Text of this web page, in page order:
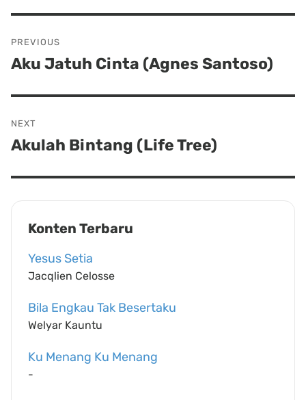
navigation
PREVIOUS
Previous
Aku Jatuh Cinta (Agnes Santoso)
NEXT
Next
Akulah Bintang (Life Tree)
Konten Terbaru
Yesus Setia
Jacqlien Celosse
Bila Engkau Tak Besertaku
Welyar Kauntu
Ku Menang Ku Menang
-